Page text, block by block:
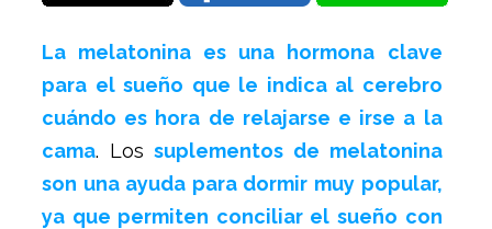
La melatonina es una hormona clave
para el sueño que le indica al cerebro
cuándo es hora de relajarse e irse a la
cama. Lossuplementos de melatonina
son una ayuda para dormir muy popular,
ya que permiten conciliar el sueño con